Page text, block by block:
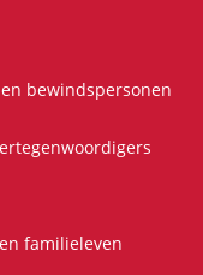
bewindspersonen
familieleven